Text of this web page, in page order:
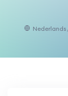
Nederlands